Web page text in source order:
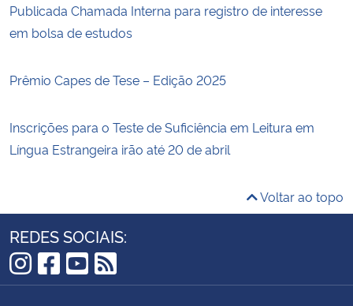
Publicada Chamada Interna para registro de interesse
em bolsa de estudos
Prêmio Capes de Tese – Edição 2025
Inscrições para o Teste de Suficiência em Leitura em
Língua Estrangeira irão até 20 de abril
Voltar ao topo
REDES SOCIAIS:
Instagram
Facebook
YouTube
RSS